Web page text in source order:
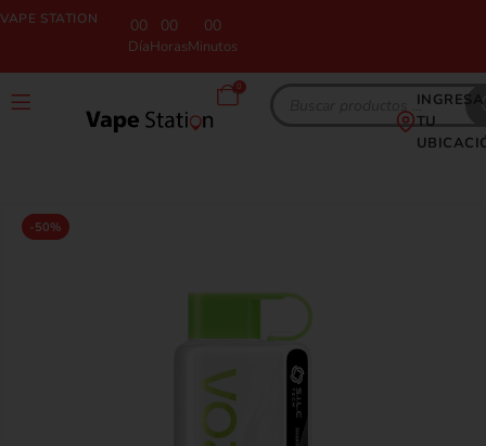
VAPE STATION 00
Día
00
Horas
00
Minutos
0
INGRESA
TU
-50%